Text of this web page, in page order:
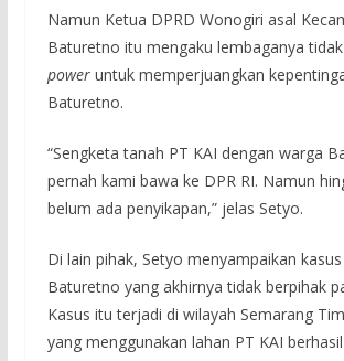
Namun Ketua DPRD Wonogiri asal
Baturetno itu mengaku lembaganya
poweruntuk memperjuangkan
Baturetno.
“Sengketa tanah PT KAI dengan warga
pernah kami bawa ke DPR RI. Namun
belum ada penyikapan,” jelas Setyo.
Di lain pihak, Setyo menyampaikan
Baturetno yang akhirnya tidak berpihak
Kasus itu terjadi di wilayah Semarang
yang menggunakan lahan PT KAI berhasil